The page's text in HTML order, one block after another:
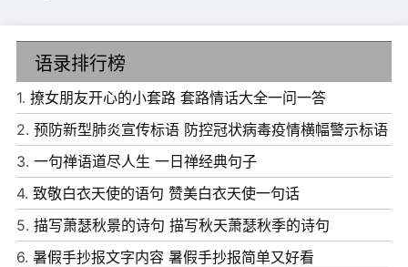
17、灯火星星，人声杳杳，歌不尽乱世烽火。乌云蔽月，人
迹踪绝，说不出如斯寂寞。
18、岁月悠长，不惧时光，依旧记得你最初模样，如若没有
你，天下之大，我无处心安。
19、生活在没有的你的世界，比任何一种惩罚都要痛苦，你
知道吗，对我而言，你是任何人都无法取代的。
20、海角，隔不了相思;天涯，断不了深情。爱，是衣带渐
宽终不悔的执着;爱，是为伊消得人憔悴的不悔。
语录排行榜
1. 撩女朋友开心的小套路 套路情话大全一问一答
2. 预防新型肺炎宣传标语 防控冠状病毒疫情横幅警示标语
3. 一句禅语道尽人生 一日禅经典句子
4. 致敬白衣天使的语句 赞美白衣天使一句话
5. 描写萧瑟秋景的诗句 描写秋天萧瑟秋季的诗句
6. 暑假手抄报文字内容 暑假手抄报简单又好看